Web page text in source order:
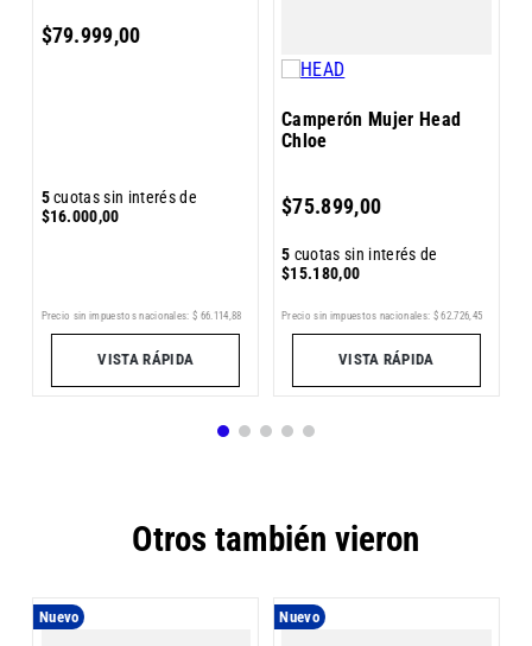
$79.999,00
5cuotas sin interés de
$16.000,00
Precio sin impuestos nacionales: $ 66 114 88
VISTA RÁPIDA
Camperón Mujer Head
Chloe
$75.899,00
5 cuotas sin interés de
$15.180,00
Precio sin impuestos nacionales: $ 62.726 45
VISTA RÁPIDA
Otros también vieron
Nuevo Nuevo